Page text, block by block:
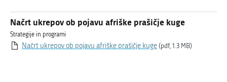
Načrt ukrepov ob pojavu afriške prašičje kuge
Strategije in programi
Načrt ukrepov ob pojavu afriške prašičje kuge (pdf, 1.3 MB)